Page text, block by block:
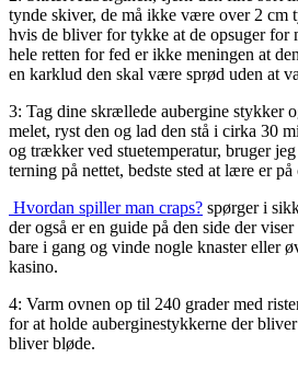
tynde skiver, de må ikke være over 2 cm
hvis de bliver for tykke at de opsuger for
hele retten for fed er ikke meningen at
en karklud den skal være sprød uden at
3: Tag dine skrællede aubergine stykker
melet, ryst den og lad den stå i cirka 30
og trækker ved stuetemperatur, bruger
terning på nettet, bedste sted at lære er på
Hvordan spiller man craps? spørger i
der også er en guide på den side der
bare i gang og vinde nogle knaster eller
kasino.
4: Varm ovnen op til 240 grader med
for at holde auberginestykkerne der
bliver bløde.